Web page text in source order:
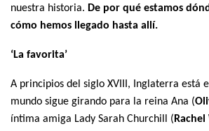
nuestra historia. De por qué estamos
cómo hemos llegado hasta allí.
‘La favorita’
A principios del siglo XVIII, Inglaterra está
mundo sigue girando para la reina Ana (
íntima amiga Lady Sarah Churchill ( Rachel